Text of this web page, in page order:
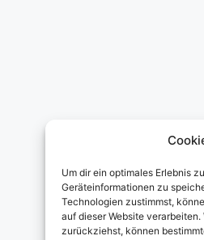
Um dir ein optimales Erlebnis
Geräteinformationen zu
Technologien zustimmst,
auf dieser Website
zurückziehst, können